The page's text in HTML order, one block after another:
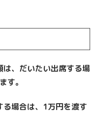
、だいたい出席する場
す。
る場合は、1万円を渡す